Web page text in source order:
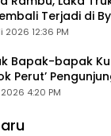
Terjadi di
2026 12:36 PM
Bapak-bapak
Perut’
Aktifkan
4:20 PM